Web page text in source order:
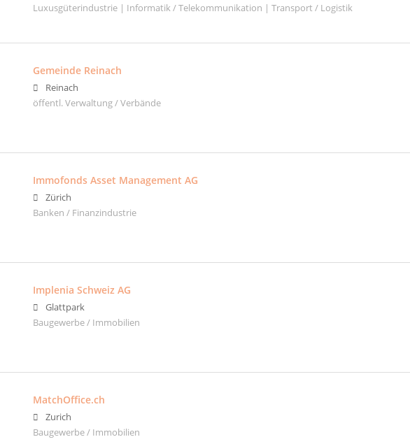
Luxusgüterindustrie | Informatik / Telekommunikation | Transport / Logistik
Gemeinde Reinach
Reinach
öffentl. Verwaltung / Verbände
Immofonds Asset Management AG
Zürich
Banken / Finanzindustrie
Implenia Schweiz AG
Glattpark
Baugewerbe / Immobilien
MatchOffice.ch
Zurich
Baugewerbe / Immobilien